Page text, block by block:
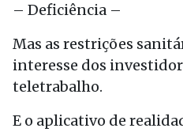
– Deficiência –
Mas as restrições
interesse dos
teletrabalho.
E o aplicativo de